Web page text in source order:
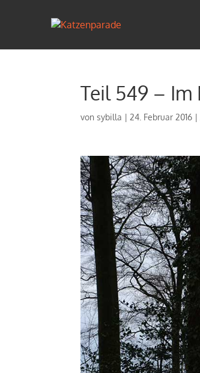
Teil 549 – Im
vonsybilla |24. Februar 2016 |